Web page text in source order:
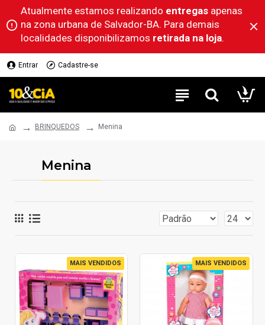
Atualmente estamos realizando entregas apenas
na zona urbana de Salvador-BA. Para demais
localidades disponibilizamos retirada na loja.
Entrar Cadastre-se
BRINQUEDOS Menina
Menina
MAIS VENDIDOS MAIS VENDIDOS